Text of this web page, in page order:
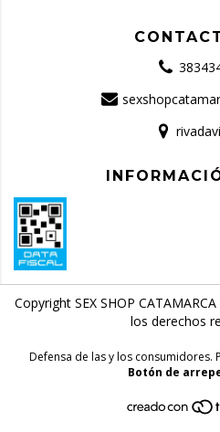
Copyright SEX SHOP
los derechos
Defensa de las y los consumidores.
Botón de